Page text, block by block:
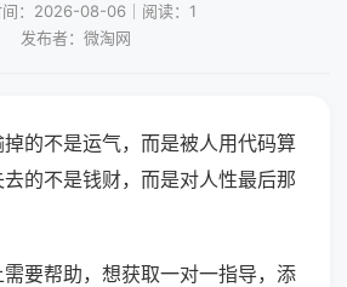
间：2026-08-06｜阅读：1
发布者：微淘网
的不是运气，而是被人用代码算
的不是钱财，而是对人性最后那
要帮助，想获取一对一指导，添